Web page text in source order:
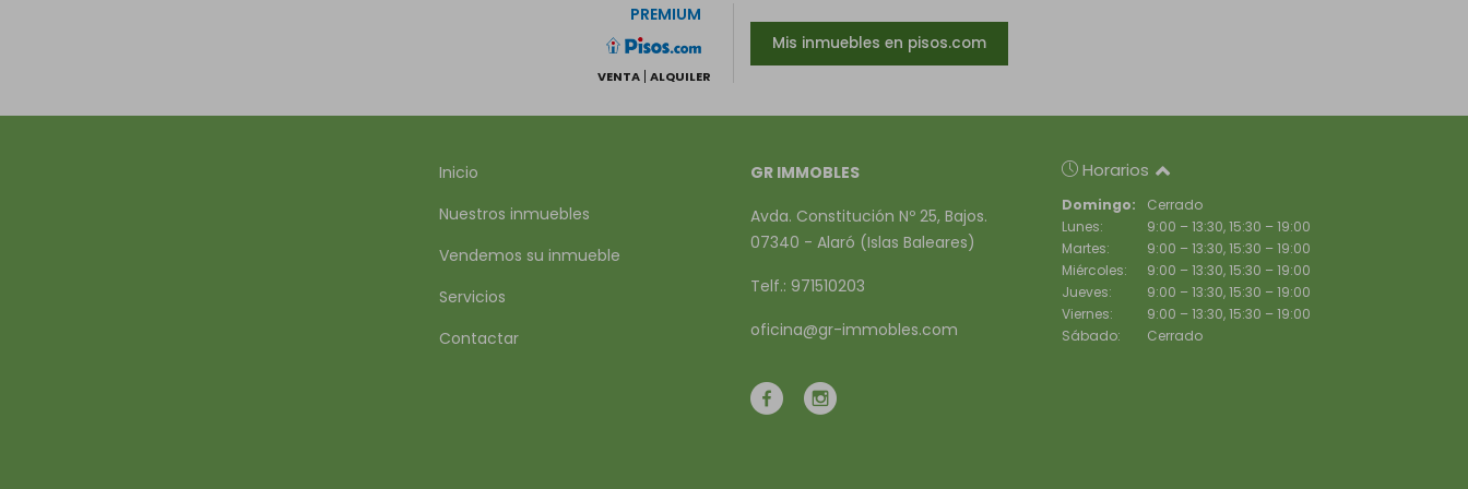
PREMIUM
VENTA ALQUILER
Mis inmuebles en pisos.com
Inicio
Nuestros inmuebles
Vendemos su inmueble
Servicios
Contactar
GR IMMOBLES
Avda. Constitución Nº 25, Bajos.
07340 - Alaró (Islas Baleares)
Telf.: 971510203
oficina@gr-immobles.com
Horarios
Domingo:
Cerrado
Lunes:
9:00 – 13:30, 15:30 – 19:00
Martes:
9:00 – 13:30, 15:30 – 19:00
Miércoles:
9:00 – 13:30, 15:30 – 19:00
Jueves:
9:00 – 13:30, 15:30 – 19:00
Viernes:
9:00 – 13:30, 15:30 – 19:00
Sábado:
Cerrado